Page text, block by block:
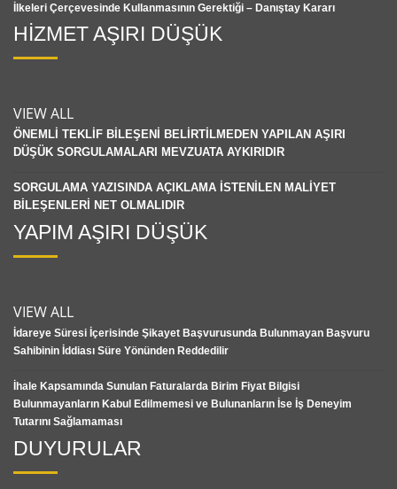
İlkeleri Çerçevesinde Kullanmasının Gerektiği – Danıştay Kararı
HİZMET AŞIRI DÜŞÜK
VIEW ALL
ÖNEMLİ TEKLİF BİLEŞENİ BELİRTİLMEDEN YAPILAN AŞIRI
DÜŞÜK SORGULAMALARI MEVZUATA AYKIRIDIR
SORGULAMA YAZISINDA AÇIKLAMA İSTENİLEN MALİYET
BİLEŞENLERİ NET OLMALIDIR
YAPIM AŞIRI DÜŞÜK
VIEW ALL
İdareye Süresi İçerisinde Şikayet Başvurusunda Bulunmayan Başvuru
Sahibinin İddiası Süre Yönünden Reddedilir
İhale Kapsamında Sunulan Faturalarda Birim Fiyat Bilgisi
Bulunmayanların Kabul Edilmemesi ve Bulunanların İse İş Deneyim
Tutarını Sağlamaması
DUYURULAR